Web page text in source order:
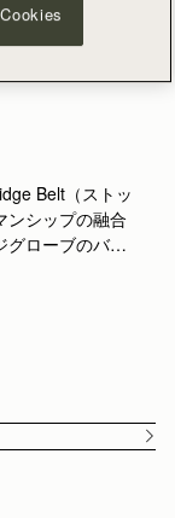
ポリシー
Belt（ストッ
ンシップの融合
グローブのバッ
力を持つアク
、幅広いスタ
。